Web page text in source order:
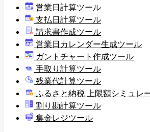
営業日計算ツール
¥ 支払日計算ツール
印
請求書作成ツール
営業日カレンダー生成ツール
ガントチャート作成ツール
手取り計算ツール
残業代計算ツール
ふるさと納税 上限額シミュレ
割り勘計算ツール
集金レジツール